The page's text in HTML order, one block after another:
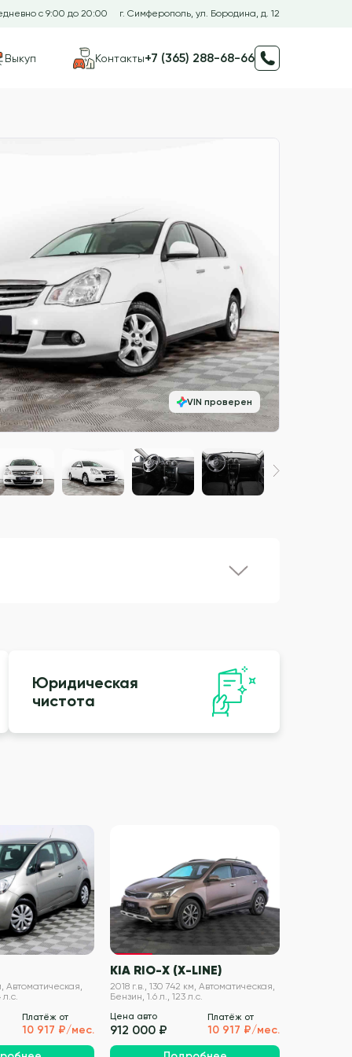
с 9:00 до 20:00 г. Симферополь, ул. Бородина, д. 12
Выкуп Контакты+7 (365) 288-68-66
VIN проверен
Юридическая
чистота
VIN проверен
Автоматическая,
л.с.
Платёж от
10 917 ₽/мес.
KIA RIO-X (X-LINE)
2018 г.в., 130 742 км, Автоматическая,
Бензин, 1.6 л., 123 л.с.
Цена авто
912 000 ₽
Платёж от
10 917 ₽/мес.